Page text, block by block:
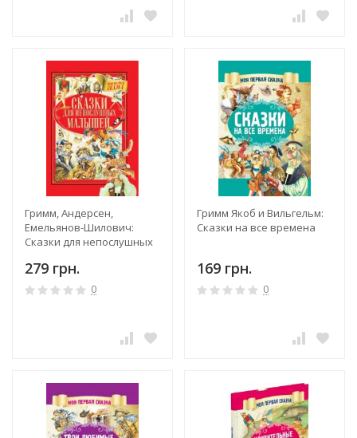
Гримм, Андерсен,
Емельянов-Шилович:
Сказки для непослушных
279 грн.
0
Гримм Якоб и Вильгельм:
Сказки на все времена
169 грн.
0